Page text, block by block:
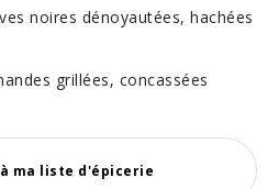
noires dénoyautées, hachées
grillées, concassées
ma liste d'épicerie